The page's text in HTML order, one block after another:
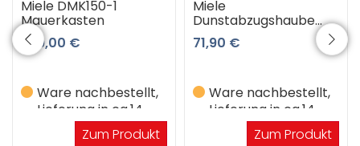
Miele DMK150-1
Mauerkasten
239,00 €
Ware nachbestellt,
Lieferung in ca.14
WerktagenZum Produkt
Miele
Dunstabzugshaube
DKF18-P
Aktivkohlefilter
71,90 €
Ware nachbestellt,
Lieferung in ca.14
WerktagenZum Produkt